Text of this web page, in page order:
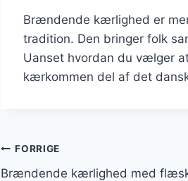
Brændende kærlighed er
tradition. Den bringer folk
Uanset hvordan du vælger
kærkommen del af det
Indlægsnavigation
FORRIGE
Brændende kærlighed med